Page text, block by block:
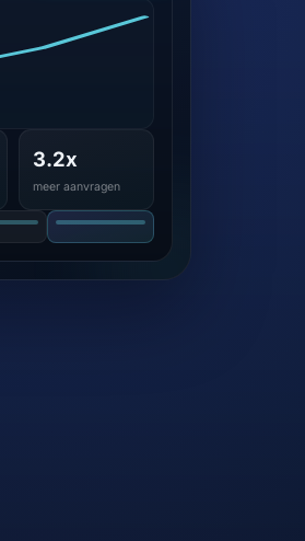
3.2x
meer aanvragen